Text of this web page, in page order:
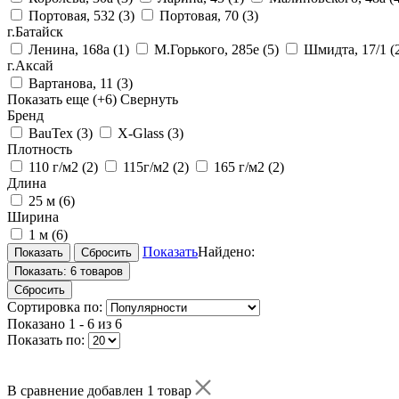
Портовая, 532 (3) Портовая, 70 (3)
г.Батайск
Ленина, 168а (1) М.Горького, 285е (5) Шмидта, 17/1
г.Аксай
Вартанова, 11 (3)
Показать еще (+6) Свернуть
Бренд
BauTex (3) X-Glass (3)
Плотность
110 г/м2 (2) 115г/м2 (2) 165 г/м2 (2)
Длина
25 м (6)
Ширина
1 м (6)
ПоказатьНайдено:
Показать: 6 товаров
Сбросить
Сортировка по:
Показано 1 - 6 из 6
Показать по:
В сравнение добавлен 1 товар